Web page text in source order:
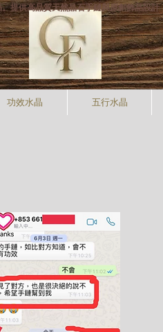
供高品質天然晶石手鏈與原創飾品設
功效水晶 五行水晶